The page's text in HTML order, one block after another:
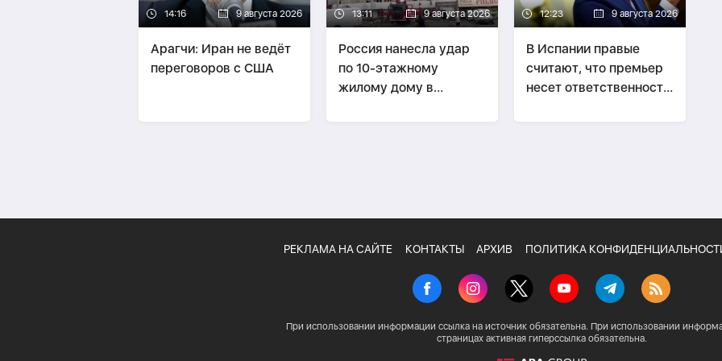
14:16 9 августа 2026
Арагчи: Иран не ведёт
переговоров с США
13:11 9 августа 2026
Россия нанесла удар
по 10-этажному
жилому дому в
погибшие
12:23 9 августа 2026
В Испании правые
считают, что премьер
несет ответственность
РЕКЛАМА НА САЙТЕ КОНТАКТЫ АРХИВ ПОЛИТИКА
При использовании информации ссылка на источник обязательна. При использовании
страницах активная гиперссылка обязательна.